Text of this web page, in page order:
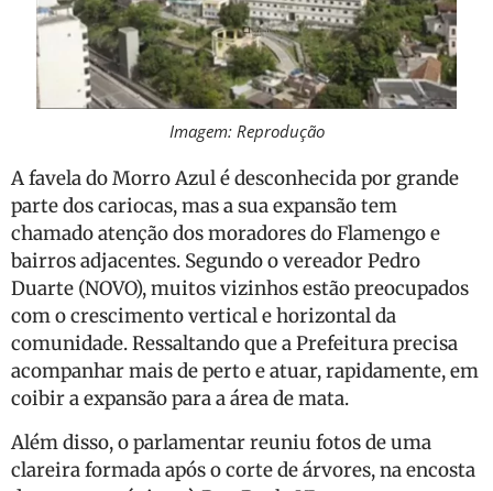
Imagem: Reprodução
A favela do Morro Azul é desconhecida por grande
parte dos cariocas, mas a sua expansão tem
chamado atenção dos moradores do Flamengo e
bairros adjacentes. Segundo o vereador Pedro
Duarte (NOVO), muitos vizinhos estão preocupados
com o crescimento vertical e horizontal da
comunidade. Ressaltando que a Prefeitura precisa
acompanhar mais de perto e atuar, rapidamente, em
coibir a expansão para a área de mata.
Além disso, o parlamentar reuniu fotos de uma
clareira formada após o corte de árvores, na encosta